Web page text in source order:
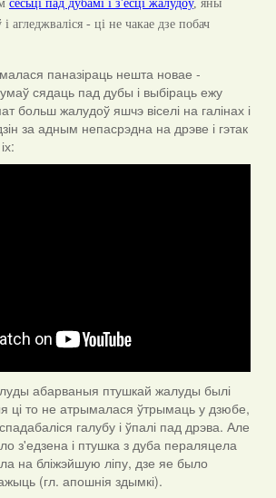
сесьці пад дубамі і з'есці жалудоў, яны
агледжваліся - ці не чакае дзе побач
паназіраць нешта новае -
сядаць пад дубы і выбіраць ежу
больш жалудоў яшчэ віселі на галінах і
за адным непасрэдна на дрэве і гэтак
абарваныя птушкай жалуды былі
ці то не атрымалася ўтрымаць у дзюбе,
галубу і ўпалі пад дрэва. Але
з'едзена і птушка з дуба пераляцела
на бліжэйшую ліпу, дзе яе было
(гл. апошнія здымкі).